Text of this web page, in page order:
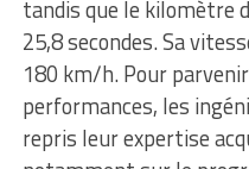
tandis que le kilomètre
25,8 secondes. Sa
180 km/h. Pour
performances, les
repris leur expertise